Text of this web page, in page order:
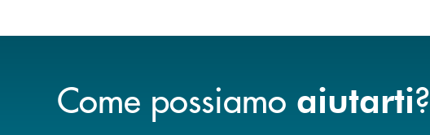
Come possiamo aiutarti?